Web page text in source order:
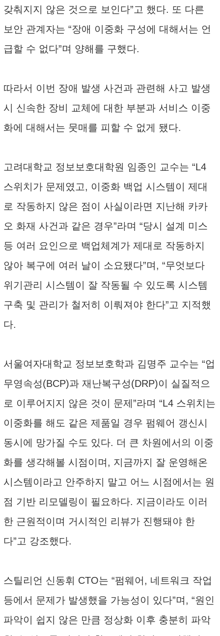
갖춰지지 않은 것으로 보인다”고 했다. 또 다른
보안 관계자는 “장애 이중화 구성에 대해서는 언
급할 수 없다”며 양해를 구했다.
따라서 이번 장애 발생 사건과 관련해 사고 발생
시 신속한 장비 교체에 대한 부분과 서비스 이중
화에 대해서는 뭇매를 피할 수 없게 됐다.
고려대학교 정보보호대학원 임종인 교수는 “L4
스위치가 문제였고, 이중화 백업 시스템이 제대
로 작동하지 않은 점이 사실이라면 지난해 카카
오 화재 사건과 같은 경우”라며 “당시 설계 미스
등 여러 요인으로 백업체계가 제대로 작동하지
않아 복구에 여러 날이 소요됐다”며, “무엇보다
위기관리 시스템이 잘 작동될 수 있도록 시스템
구축 및 관리가 철저히 이뤄져야 한다”고 지적했
다.
서울여자대학교 정보보호학과 김명주 교수는 “업
무영속성(BCP)과 재난복구성(DRP)이 실질적으
로 이루어지지 않은 것이 문제”라며 “L4 스위치는
이중화를 해도 같은 제품일 경우 펌웨어 갱신시
동시에 망가질 수도 있다. 더 큰 차원에서의 이중
화를 생각해볼 시점이며, 지금까지 잘 운영해온
시스템이라고 안주하지 말고 어느 시점에서는 원
점 기반 리모델링이 필요하다. 지금이라도 이러
한 근원적이며 거시적인 리뷰가 진행돼야 한
다”고 강조했다.
스틸리언 신동휘 CTO는 “펌웨어, 네트워크 작업
등에서 문제가 발생했을 가능성이 있다”며, “원인
파악이 쉽지 않은 만큼 정상화 이후 충분히 파악